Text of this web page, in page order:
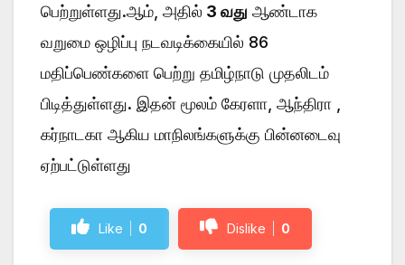
பெற்றுள்ளது.ஆம், அதில் 3 வது ஆண்டாக
வறுமை ஒழிப்பு நடவடிக்கையில் 86
மதிப்பெண்களை பெற்று தமிழ்நாடு முதலிடம்
பிடித்துள்ளது. இதன் மூலம் கேரளா, ஆந்திரா ,
கர்நாடகா ஆகிய மாநிலங்களுக்கு பின்னடைவு
ஏற்பட்டுள்ளது
Like 0 Dislike 0